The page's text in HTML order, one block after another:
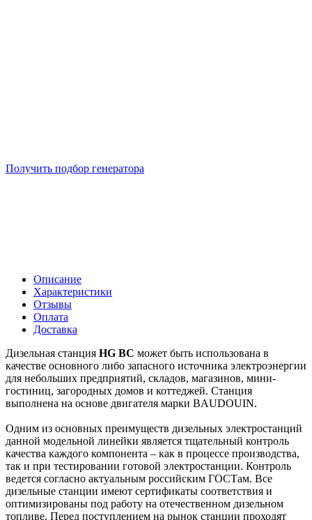
Получить подбор генератора
Описание
Характеристики
Отзывы
Оплата
Доставка
Дизельная станция HG BC может быть использована в
качестве основного либо запасного источника электроэнергии
для небольших предприятий, складов, магазинов, мини-
гостиниц, загородных домов и коттеджей. Станция
выполнена на основе двигателя марки BAUDOUIN.
Одним из основных преимуществ дизельных электростанций
данной модельной линейки является тщательный контроль
качества каждого компонента – как в процессе производства,
так и при тестировании готовой электростанции. Контроль
ведется согласно актуальным российским ГОСТам. Все
дизельные станции имеют сертификаты соответствия и
оптимизированы под работу на отечественном дизельном
топливе. Перед поступлением на рынок станции проходят